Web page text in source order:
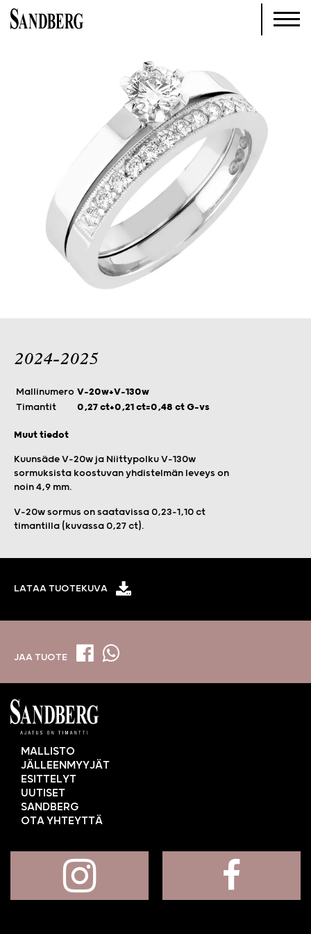
2024-2025
Mallinumero V-20w+V-130w
Timantit
0,27 ct+0,21 ct=0,48 ct G-vs
Muut tiedot
Kuunsäde V-20w ja Niittypolku V-130w
sormuksista koostuvan yhdistelmän leveys on
noin 4,9 mm.
V-20w sormus on saatavissa 0,23–1,10 ct
timantilla (kuvassa 0,27 ct).
LATAA TUOTEKUVA
JAA TUOTE
MALLISTO
JÄLLEENMYYJÄT
ESITTELYT
UUTISET
SANDBERG
OTA YHTEYTTÄ